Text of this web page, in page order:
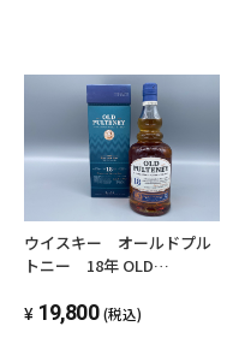
ウイスキー オールドプル
トニー 18年 OLD
YEARS 700ml
19,800 (税込)